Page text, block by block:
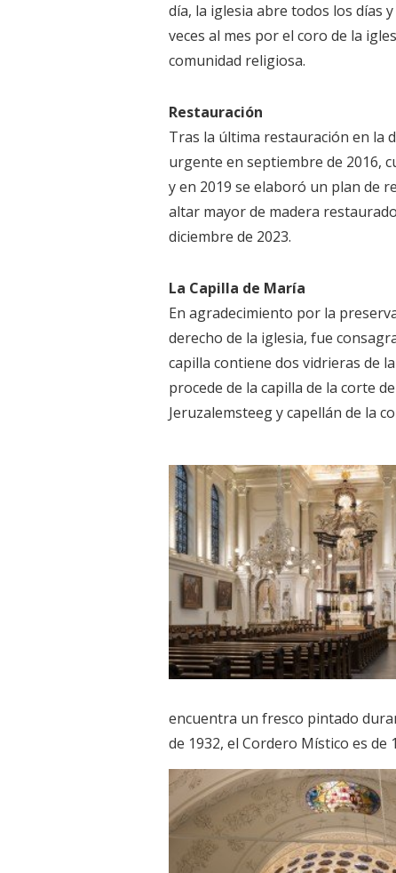
día, la iglesia abre todos los días
veces al mes por el coro de la
comunidad religiosa.
Restauración
Tras la última restauración en la
urgente en septiembre de 2016,
y en 2019 se elaboró un plan de
altar mayor de madera
diciembre de 2023.
La Capilla de María
En agradecimiento por la
derecho de la iglesia, fue
capilla contiene dos vidrieras de
procede de la capilla de la corte
Jeruzalemsteeg y capellán de la
encuentra un fresco pintado
de 1932, el Cordero Místico es de